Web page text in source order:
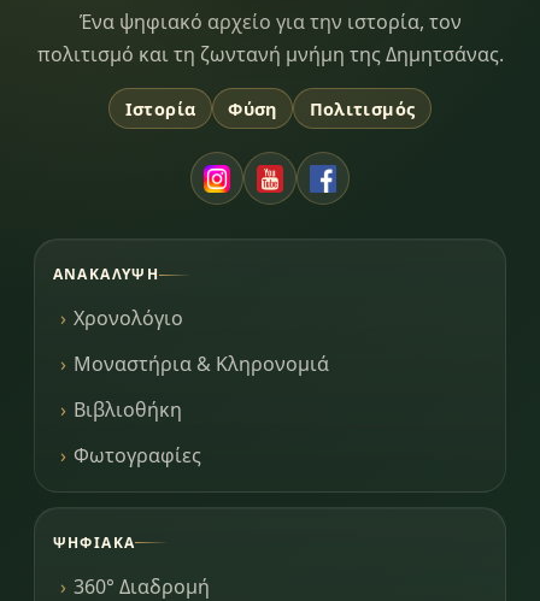
Dimitsana.gr
Ένα ψηφιακό αρχείο για την ιστορία, τον
πολιτισμό και τη ζωντανή μνήμη της Δημητσάνας.
Ιστορία Φύση Πολιτισμός
ΑΝΑΚΆΛΥΨΗ
Χρονολόγιο
Μοναστήρια & Κληρονομιά
Βιβλιοθήκη
Φωτογραφίες
ΨΗΦΙΑΚΆ
360° Διαδρομή